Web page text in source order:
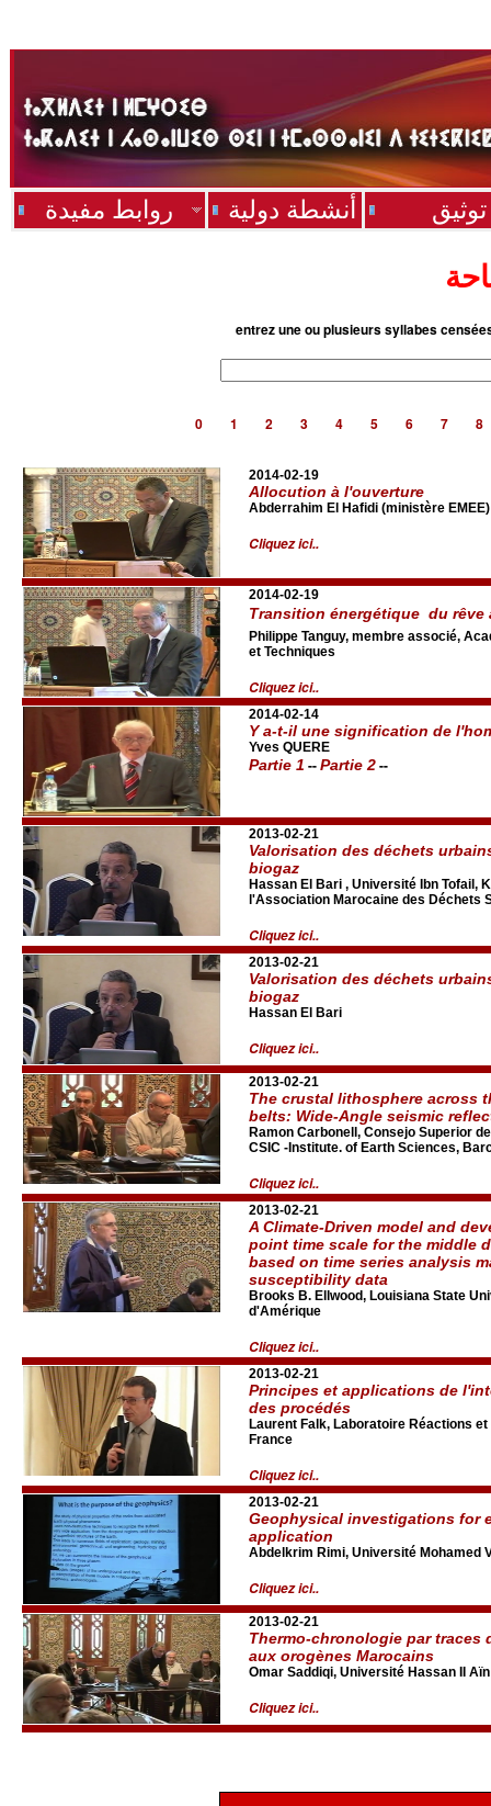
روابط مفيدة أنشطة دولية توثيق
entrez une ou plusieurs syllabes
0 1 2 3 4 5 6 7 8
2014-02-19
Allocution à l'ouverture
Abderrahim El Hafidi (ministère EMEE)
Cliquez ici..
2014-02-19
Transition énergétique  du rêve
Philippe Tanguy, membre associé,
et Techniques
Cliquez ici..
2014-02-14
Y a-t-il une signification de
Yves QUERE
Partie 1 --Partie 2--
2013-02-21
Valorisation des déchets
biogaz
Hassan El Bari , Université Ibn Tofail,
l'Association Marocaine des Déchets
Cliquez ici..
2013-02-21
Valorisation des déchets
biogaz
Hassan El Bari
Cliquez ici..
2013-02-21
The crustal lithosphere across
belts: Wide-Angle seismic
Ramon Carbonell, Consejo Superior
CSIC -Institute. of Earth Sciences,
Cliquez ici..
2013-02-21
A Climate-Driven model and
point time scale for the middle
based on time series analysis
susceptibility data
Brooks B. Ellwood, Louisiana State
d'Amérique
Cliquez ici..
2013-02-21
Principes et applications de
des procédés
Laurent Falk, Laboratoire Réactions
France
Cliquez ici..
2013-02-21
Geophysical investigations for
application
Abdelkrim Rimi, Université Mohamed
Cliquez ici..
2013-02-21
Thermo-chronologie par
aux orogènes Marocains
Omar Saddiqi, Université Hassan II
Cliquez ici..